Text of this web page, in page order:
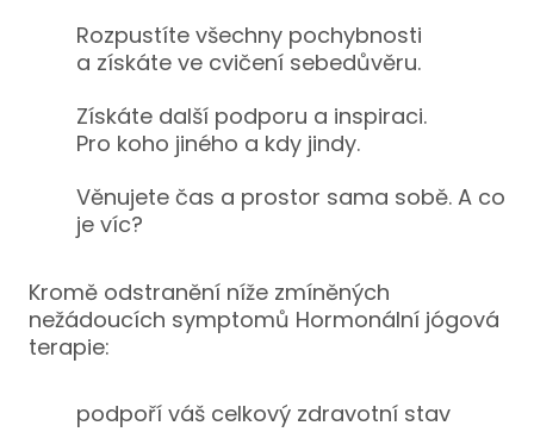
Rozpustíte všechny pochybnosti
a získáte ve cvičení sebedůvěru.
Získáte další podporu a inspiraci.
Pro koho jiného a kdy jindy.
Věnujete čas a prostor sama sobě. A co
je víc?
Kromě odstranění níže zmíněných
nežádoucích symptomů Hormonální jógová
terapie:
podpoří váš celkový zdravotní stav